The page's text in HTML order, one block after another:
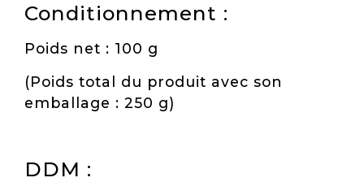
Conditionnement :
Poids net : 100 g
(Poids total du produit avec son
emballage : 250 g)
DDM :